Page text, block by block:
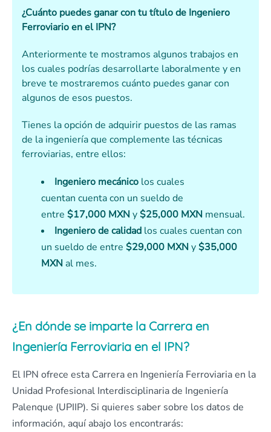
¿Cuánto puedes ganar con tu título de Ingeniero
Ferroviario en el IPN?
Anteriormente te mostramos algunos trabajos en
los cuales podrías desarrollarte laboralmente y en
breve te mostraremos cuánto puedes ganar con
algunos de esos puestos.
Tienes la opción de adquirir puestos de las ramas
de la ingeniería que complemente las técnicas
ferroviarias, entre ellos:
Ingeniero mecánico los cuales
cuentan cuenta con un sueldo de
entre $17,000 MXN y$25,000 MXN mensual.
Ingeniero de calidad los cuales cuentan con
un sueldo de entre $29,000 MXN y$35,000
MXN al mes.
¿En dónde se imparte la Carrera en
Ingeniería Ferroviaria en el IPN?
El IPN ofrece esta Carrera en Ingeniería Ferroviaria en la
Unidad Profesional Interdisciplinaria de Ingeniería
Palenque (UPIIP). Si quieres saber sobre los datos de
información, aquí abajo los encontrarás: